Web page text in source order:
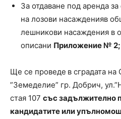
За отдаване под аренда
на лозови насажденияв
лешникови насаждения в
описани Приложение № 2;
Ще се проведе в сградата
”Земеделие” гр. Добрич,
стая 107 със задължително
кандидатите или